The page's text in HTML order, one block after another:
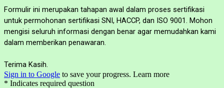
Formulir ini merupakan tahapan awal dalam proses sertifikasi
untuk permohonan sertifikasi SNI, HACCP, dan ISO 9001. Mohon
mengisi seluruh informasi dengan benar agar memudahkan kami
dalam memberikan penawaran.
Terima Kasih.
Sign in to Google to save your progress. Learn more
* Indicates required question